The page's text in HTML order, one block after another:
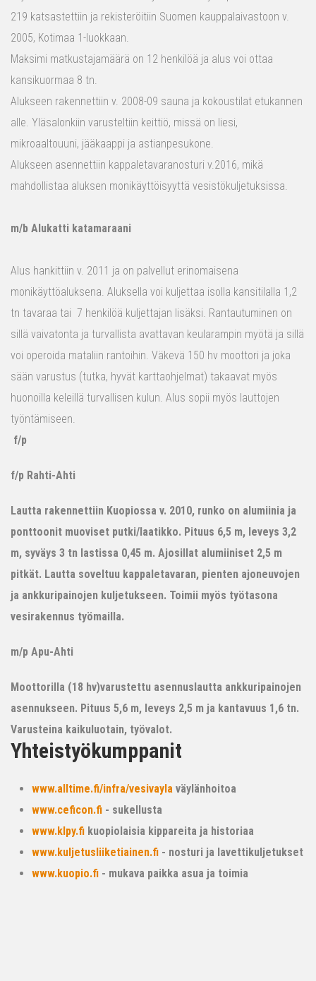
219 katsastettiin ja rekisteröitiin Suomen kauppalaivastoon v.
2005, Kotimaa 1-luokkaan.
Maksimi matkustajamäärä on 12 henkilöä ja alus voi ottaa
kansikuormaa 8 tn.
Alukseen rakennettiin v. 2008-09 sauna ja kokoustilat etukannen
alle. Yläsalonkiin varusteltiin keittiö, missä on liesi,
mikroaaltouuni, jääkaappi ja astianpesukone.
Alukseen asennettiin kappaletavaranosturi v.2016, mikä
mahdollistaa aluksen monikäyttöisyyttä vesistökuljetuksissa.
m/b Alukatti katamaraani
Alus hankittiin v. 2011 ja on palvellut erinomaisena
monikäyttöaluksena. Aluksella voi kuljettaa isolla kansitilalla 1,2
tn tavaraa tai 7 henkilöä kuljettajan lisäksi. Rantautuminen on
sillä vaivatonta ja turvallista avattavan keularampin myötä ja sillä
voi operoida mataliin rantoihin. Väkevä 150 hv moottori ja joka
sään varustus (tutka, hyvät karttaohjelmat) takaavat myös
huonoilla keleillä turvallisen kulun. Alus sopii myös lauttojen
työntämiseen.
f/p
f/p Rahti-Ahti
Lautta rakennettiin Kuopiossa v. 2010, runko on alumiinia ja
ponttoonit muoviset putki/laatikko. Pituus 6,5 m, leveys 3,2
m, syväys 3 tn lastissa 0,45 m. Ajosillat alumiiniset 2,5 m
pitkät. Lautta soveltuu kappaletavaran, pienten ajoneuvojen
ja ankkuripainojen kuljetukseen. Toimii myös työtasona
vesirakennus työmailla.
m/p Apu-Ahti
Moottorilla (18 hv)varustettu asennuslautta ankkuripainojen
asennukseen. Pituus 5,6 m, leveys 2,5 m ja kantavuus 1,6 tn.
Varusteina kaikuluotain, työvalot.
Yhteistyökumppanit
www.alltime.fi/infra/vesivayla väylänhoitoa
www.ceficon.fi - sukellusta
www.klpy.fi kuopiolaisia kippareita ja historiaa
www.kuljetusliiketiainen.fi - nosturi ja lavettikuljetukset
www.kuopio.fi - mukava paikka asua ja toimia